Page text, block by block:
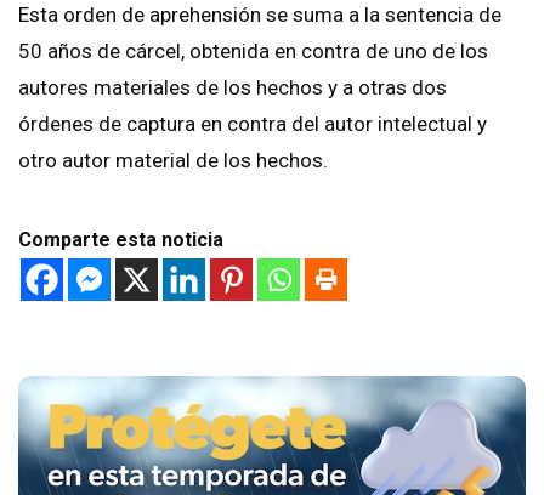
Esta orden de aprehensión se suma a la sentencia de
50 años de cárcel, obtenida en contra de uno de los
autores materiales de los hechos y a otras dos
órdenes de captura en contra del autor intelectual y
otro autor material de los hechos.
Comparte esta noticia